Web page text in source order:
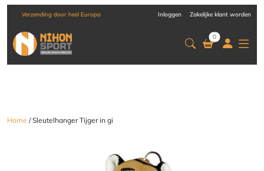
Verzending door heel Europa Inloggen Zakelijke klant worden
0
Home / Sleutelhanger Tijger in gi